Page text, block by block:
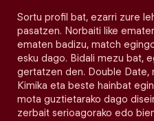
Sortu profil bat, ezarri zure
pasatzen. Norbaiti like
ematen badizu, match
esku dago. Bidali mezu bat,
gertatzen den. Double Date,
Kimika eta beste hainbat
mota guztietarako dago
zerbait serioagorako edo